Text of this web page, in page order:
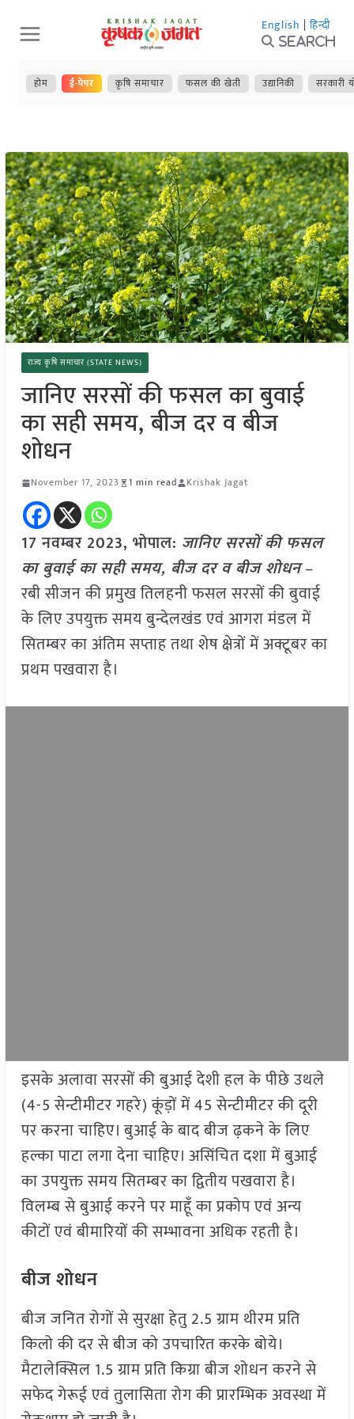
Skip
to
content
English | हिन्दी
Search
होम ई-पेपर कृषि समाचार फसल की खेती उद्यानिकी सरकारी
राज्य कृषि समाचार (STATE NEWS)
जानिए सरसों की फसल का बुवाई
का सही समय, बीज दर व बीज
शोधन
November 17, 2023 1 min read Krishak Jagat
17 नवम्बर 2023, भोपाल: जानिए सरसों की फसल
का बुवाई का सही समय, बीज दर व बीज शोधन–
रबी सीजन की प्रमुख तिलहनी फसल सरसों की बुवाई
के लिए उपयुक्त समय बुन्देलखंड एवं आगरा मंडल में
सितम्बर का अंतिम सप्ताह तथा शेष क्षेत्रों में अक्टूबर का
प्रथम पखवारा है।
इसके अलावा सरसों की बुआई देशी हल के पीछे उथले
(4-5 सेन्टीमीटर गहरे) कूंड़ों में 45 सेन्टीमीटर की दूरी
पर करना चाहिए। बुआई के बाद बीज ढ़कने के लिए
हल्का पाटा लगा देना चाहिए। असिंचित दशा में बुआई
का उपयुक्त समय सितम्बर का द्वितीय पखवारा है।
विलम्ब से बुआई करने पर माहूँ का प्रकोप एवं अन्य
कीटों एवं बीमारियों की सम्भावना अधिक रहती है।
बीज शोधन
बीज जनित रोगों से सुरक्षा हेतु 2.5 ग्राम थीरम प्रति
किलो की दर से बीज को उपचारित करके बोये।
मैटालेक्सिल 1.5 ग्राम प्रति किग्रा बीज शोधन करने से
सफेद गेरूई एवं तुलासिता रोग की प्रारम्भिक अवस्था में